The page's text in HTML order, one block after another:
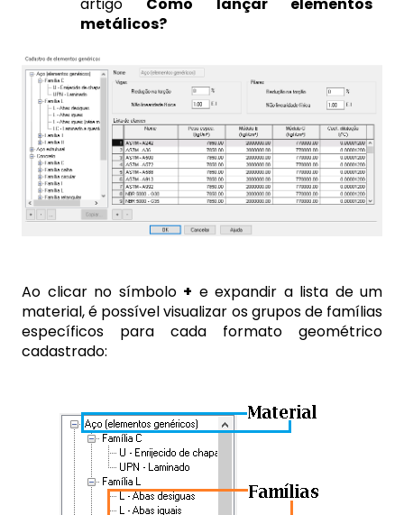
artigo Como lançar elementos
metálicos?
Ao clicar no símbolo + e expandir a lista de um
material, é possível visualizar os grupos de famílias
específicos para cada formato geométrico
cadastrado: